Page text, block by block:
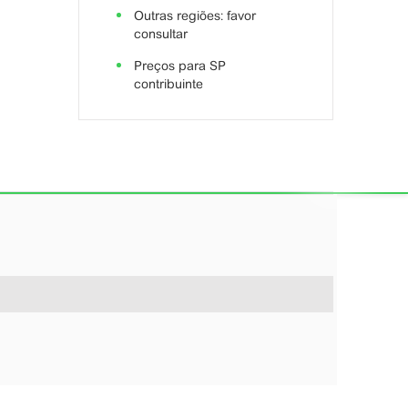
Outras regiões: favor
consultar
Preços para SP
contribuinte